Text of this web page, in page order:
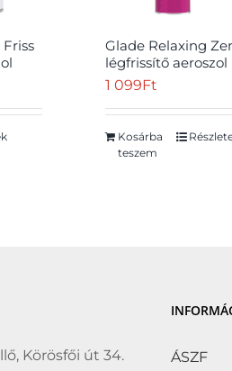
Év:1 099Ft
Glade Relaxing
légfrissítő aeroszol
300 ml
1 099Ft
Kosárba
teszem
Körösfői út 34.
ÁSZF